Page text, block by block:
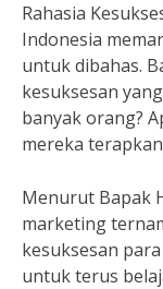
Rahasia
Indonesia
untuk dibahas.
kesuksesan
banyak orang?
mereka
Menurut Bapak
marketing
kesuksesan
untuk terus